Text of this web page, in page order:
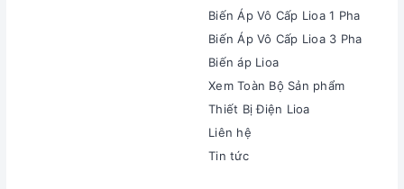
Biến Áp Vô Cấp Lioa 1 Pha
Biến Áp Vô Cấp Lioa 3 Pha
Biến áp Lioa
Xem Toàn Bộ Sản phẩm
Thiết Bị Điện Lioa
Liên hệ
Tin tức